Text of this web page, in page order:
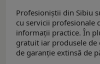
Profesioniștii din Sibiu
cu servicii profesionale
informații practice. În
gratuit iar produsele de
de garanție extinsă de